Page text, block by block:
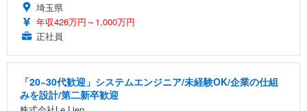
埼玉県
年収426万円～1,000万円
正社員
「20~30代歓迎」システムエンジニア/未経験OK/企業の仕組
みを設計/第二新卒歓迎